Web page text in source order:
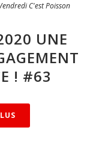
C'est Poisson
UNE
! #63